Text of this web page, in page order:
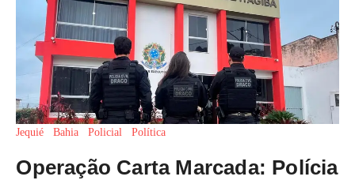
Jequié Bahia Policial Política
Operação Carta Marcada: Polícia